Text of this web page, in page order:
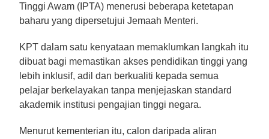
Tinggi Awam (IPTA) menerusi beberapa ketetapan
baharu yang dipersetujui Jemaah Menteri.
KPT dalam satu kenyataan memaklumkan langkah itu
dibuat bagi memastikan akses pendidikan tinggi yang
lebih inklusif, adil dan berkualiti kepada semua
pelajar berkelayakan tanpa menjejaskan standard
akademik institusi pengajian tinggi negara.
Menurut kementerian itu, calon daripada aliran